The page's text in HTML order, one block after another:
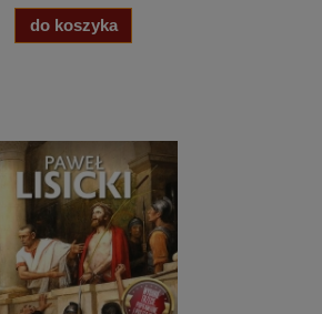
do koszyka